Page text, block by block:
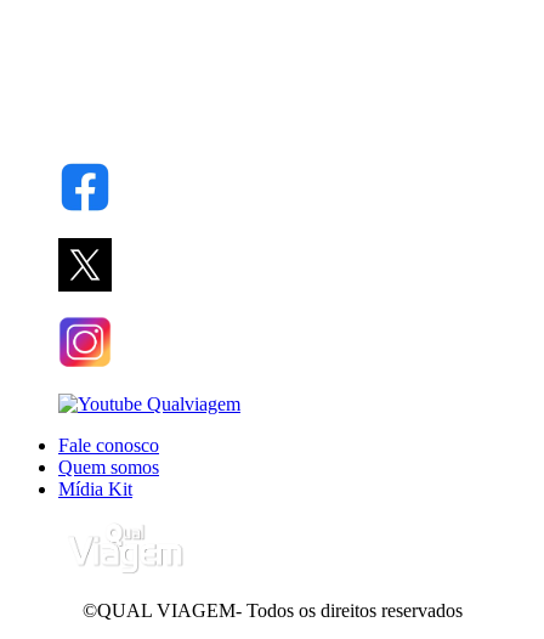
Fale conosco
Quem somos
Mídia Kit
©QUAL VIAGEM- Todos os direitos reservados